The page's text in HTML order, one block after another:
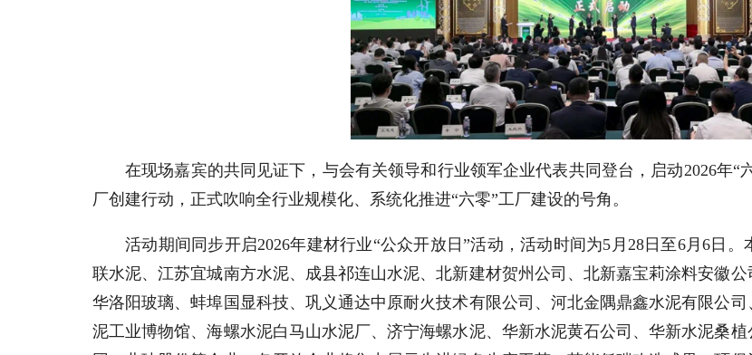
在现场嘉宾的共同见证下，与会有关领导和行业领军企业代表共同登台，启动2026年“
厂创建行动，正式吹响全行业规模化、系统化推进“六零”工厂建设的号角。
活动期间同步开启2026年建材行业“公众开放日”活动，活动时间为5月28日至6月6日
联水泥、江苏宜城南方水泥、成县祁连山水泥、北新建材贺州公司、北新嘉宝莉涂料安徽
华洛阳玻璃、蚌埠国显科技、巩义通达中原耐火技术有限公司、河北金隅鼎鑫水泥有限公
泥工业博物馆、海螺水泥白马山水泥厂、济宁海螺水泥、华新水泥黄石公司、华新水泥桑